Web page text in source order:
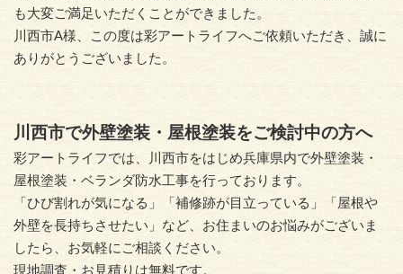
も大変ご満足いただくことができました。
川西市A様、この度は彩アートライフへご依頼いただき、誠に
ありがとうございました。
川西市で外壁塗装・屋根塗装をご検討中の方へ
彩アートライフでは、川西市をはじめ兵庫県内で外壁塗装・
屋根塗装・ベランダ防水工事を行っております。
「ひび割れが気になる」「補修跡が目立っている」「屋根や
外壁を長持ちさせたい」など、お住まいのお悩みがございま
したら、お気軽にご相談ください。
現地調査・お見積りは無料です。